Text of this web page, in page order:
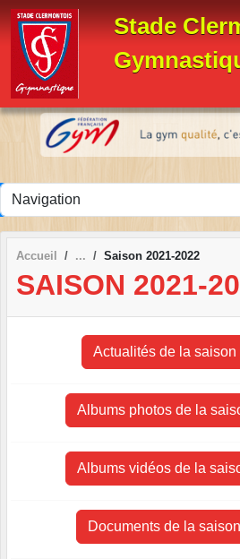
Stade
Accueil Saison 2021-2022
SAISON 2021-
Actualités de la saison
Albums photos de la
Albums vidéos de la
Documents de la
Panneau de gestion des cookies